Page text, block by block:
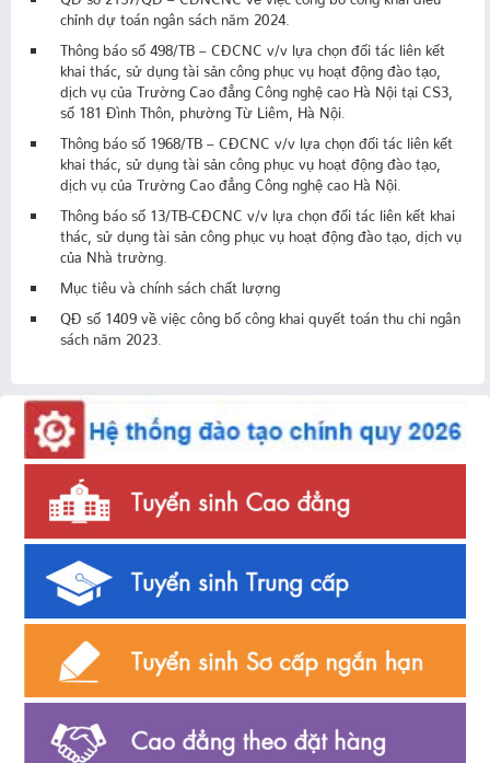
chỉnh dự toán ngân sách năm 2024.
Thông báo số 498/TB – CĐCNC v/v lựa chọn đối tác liên kết
khai thác, sử dụng tài sản công phục vụ hoạt động đào tạo,
dịch vụ của Trường Cao đẳng Công nghệ cao Hà Nội tại CS3,
số 181 Đình Thôn, phường Từ Liêm, Hà Nội.
Thông báo số 1968/TB – CĐCNC v/v lựa chọn đối tác liên kết
khai thác, sử dụng tài sản công phục vụ hoạt động đào tạo,
dịch vụ của Trường Cao đẳng Công nghệ cao Hà Nội.
Thông báo số 13/TB-CĐCNC v/v lựa chọn đối tác liên kết khai
thác, sử dụng tài sản công phục vụ hoạt động đào tạo, dịch vụ
của Nhà trường.
Mục tiêu và chính sách chất lượng
QĐ số 1409 về việc công bố công khai quyết toán thu chi ngân
sách năm 2023.